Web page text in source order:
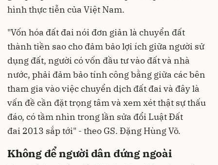
hình thực tiễn của Việt Nam.
"Vốn hóa đất đai nói đơn giản là chuyển đất
thành tiền sao cho đảm bảo lợi ích giữa người sử
dụng đất, người có vốn đầu tư vào đất và nhà
nước, phải đảm bảo tính công bằng giữa các bên
tham gia vào việc chuyển dịch đất đai và đây là
vấn đề cần đặt trọng tâm và xem xét thật sự thấu
đáo, có tầm nhìn trong lần sửa đổi Luật Đất
đai 2013 sắp tới" - theo GS. Đặng Hùng Võ.
Không để người dân đứng ngoài